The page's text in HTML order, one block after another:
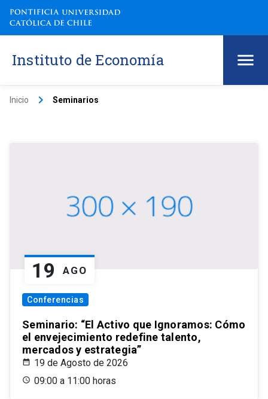
Instituto de Economía
Inicio keyboard_arrow_right Seminarios
19 AGO
Conferencias
Seminario: “El Activo que Ignoramos: Cómo
el envejecimiento redefine talento,
mercados y estrategia”
19 de Agosto de 2026
09:00 a 11:00 horas